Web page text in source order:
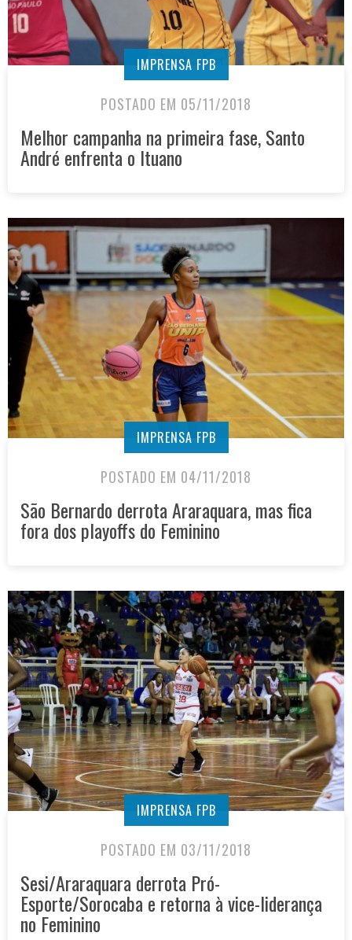
IMPRENSA FPB
POSTADO EM 05/11/2018
Melhor campanha na primeira fase, Santo
André enfrenta o Ituano
IMPRENSA FPB
POSTADO EM 04/11/2018
São Bernardo derrota Araraquara, mas fica
fora dos playoffs do Feminino
IMPRENSA FPB
POSTADO EM 03/11/2018
Sesi/Araraquara derrota Pró-
Esporte/Sorocaba e retorna à vice-liderança
no Feminino